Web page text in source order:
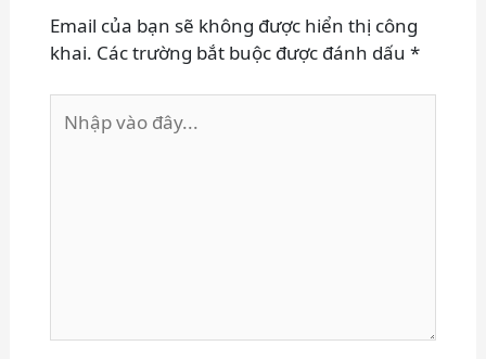
Email của bạn sẽ không được hiển thị công
khai. Các trường bắt buộc được đánh dấu *
vào